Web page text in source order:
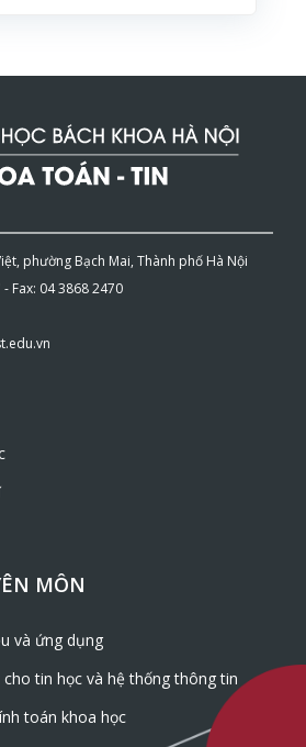
phường Bạch Mai, Thành phố Hà Nội
Fax: 04 3868 2470
MÔN
và ứng dụng
tin học và hệ thống thông tin
toán khoa học